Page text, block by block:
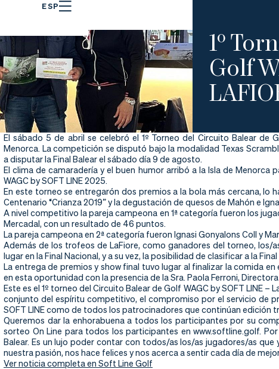
ESP
1º
Golf
El sábado 5 de abril se celebró el 1º Torneo del Circuito Balear de
Menorca. La competición se disputó bajo la modalidad Texas
a disputar la Final Balear el sábado día 9 de agosto.
El clima de camaradería y el buen humor arribó a la Isla de
WAGC by SOFT LINE 2025.
En este torneo se entregarón dos premios a la bola más cercana, lo
Centenario “Crianza 2019” y la degustación de quesos de Mahón e
A nivel competitivo la pareja campeona en 1ª categoría fueron los
Mercadal, con un resultado de 46 puntos.
La pareja campeona en 2ª categoría fueron Ignasi Gonyalons Coll y
Además de los trofeos de LaFiore, como ganadores del torneo, los/
lugar en la Final Nacional, y a su vez, la posibilidad de clasificar a la
La entrega de premios y show final tuvo lugar al finalizar la comida en
en esta oportunidad con la presencia de la Sra. Paola Ferroni,
Este es el 1º torneo del Circuito Balear de Golf WAGC by SOFT LINE
conjunto del espíritu competitivo, el compromiso por el servicio de
SOFT LINE como de todos los patrocinadores que continúan edición
Queremos dar la enhorabuena a todos los participantes por su
sorteo On Line para todos los participantes en www.softline.golf.
Balear. Es un lujo poder contar con todos/as los/as jugadores/as
nuestra pasión, nos hace felices y nos acerca a sentir cada día de
Ver noticia completa en Soft Line Golf